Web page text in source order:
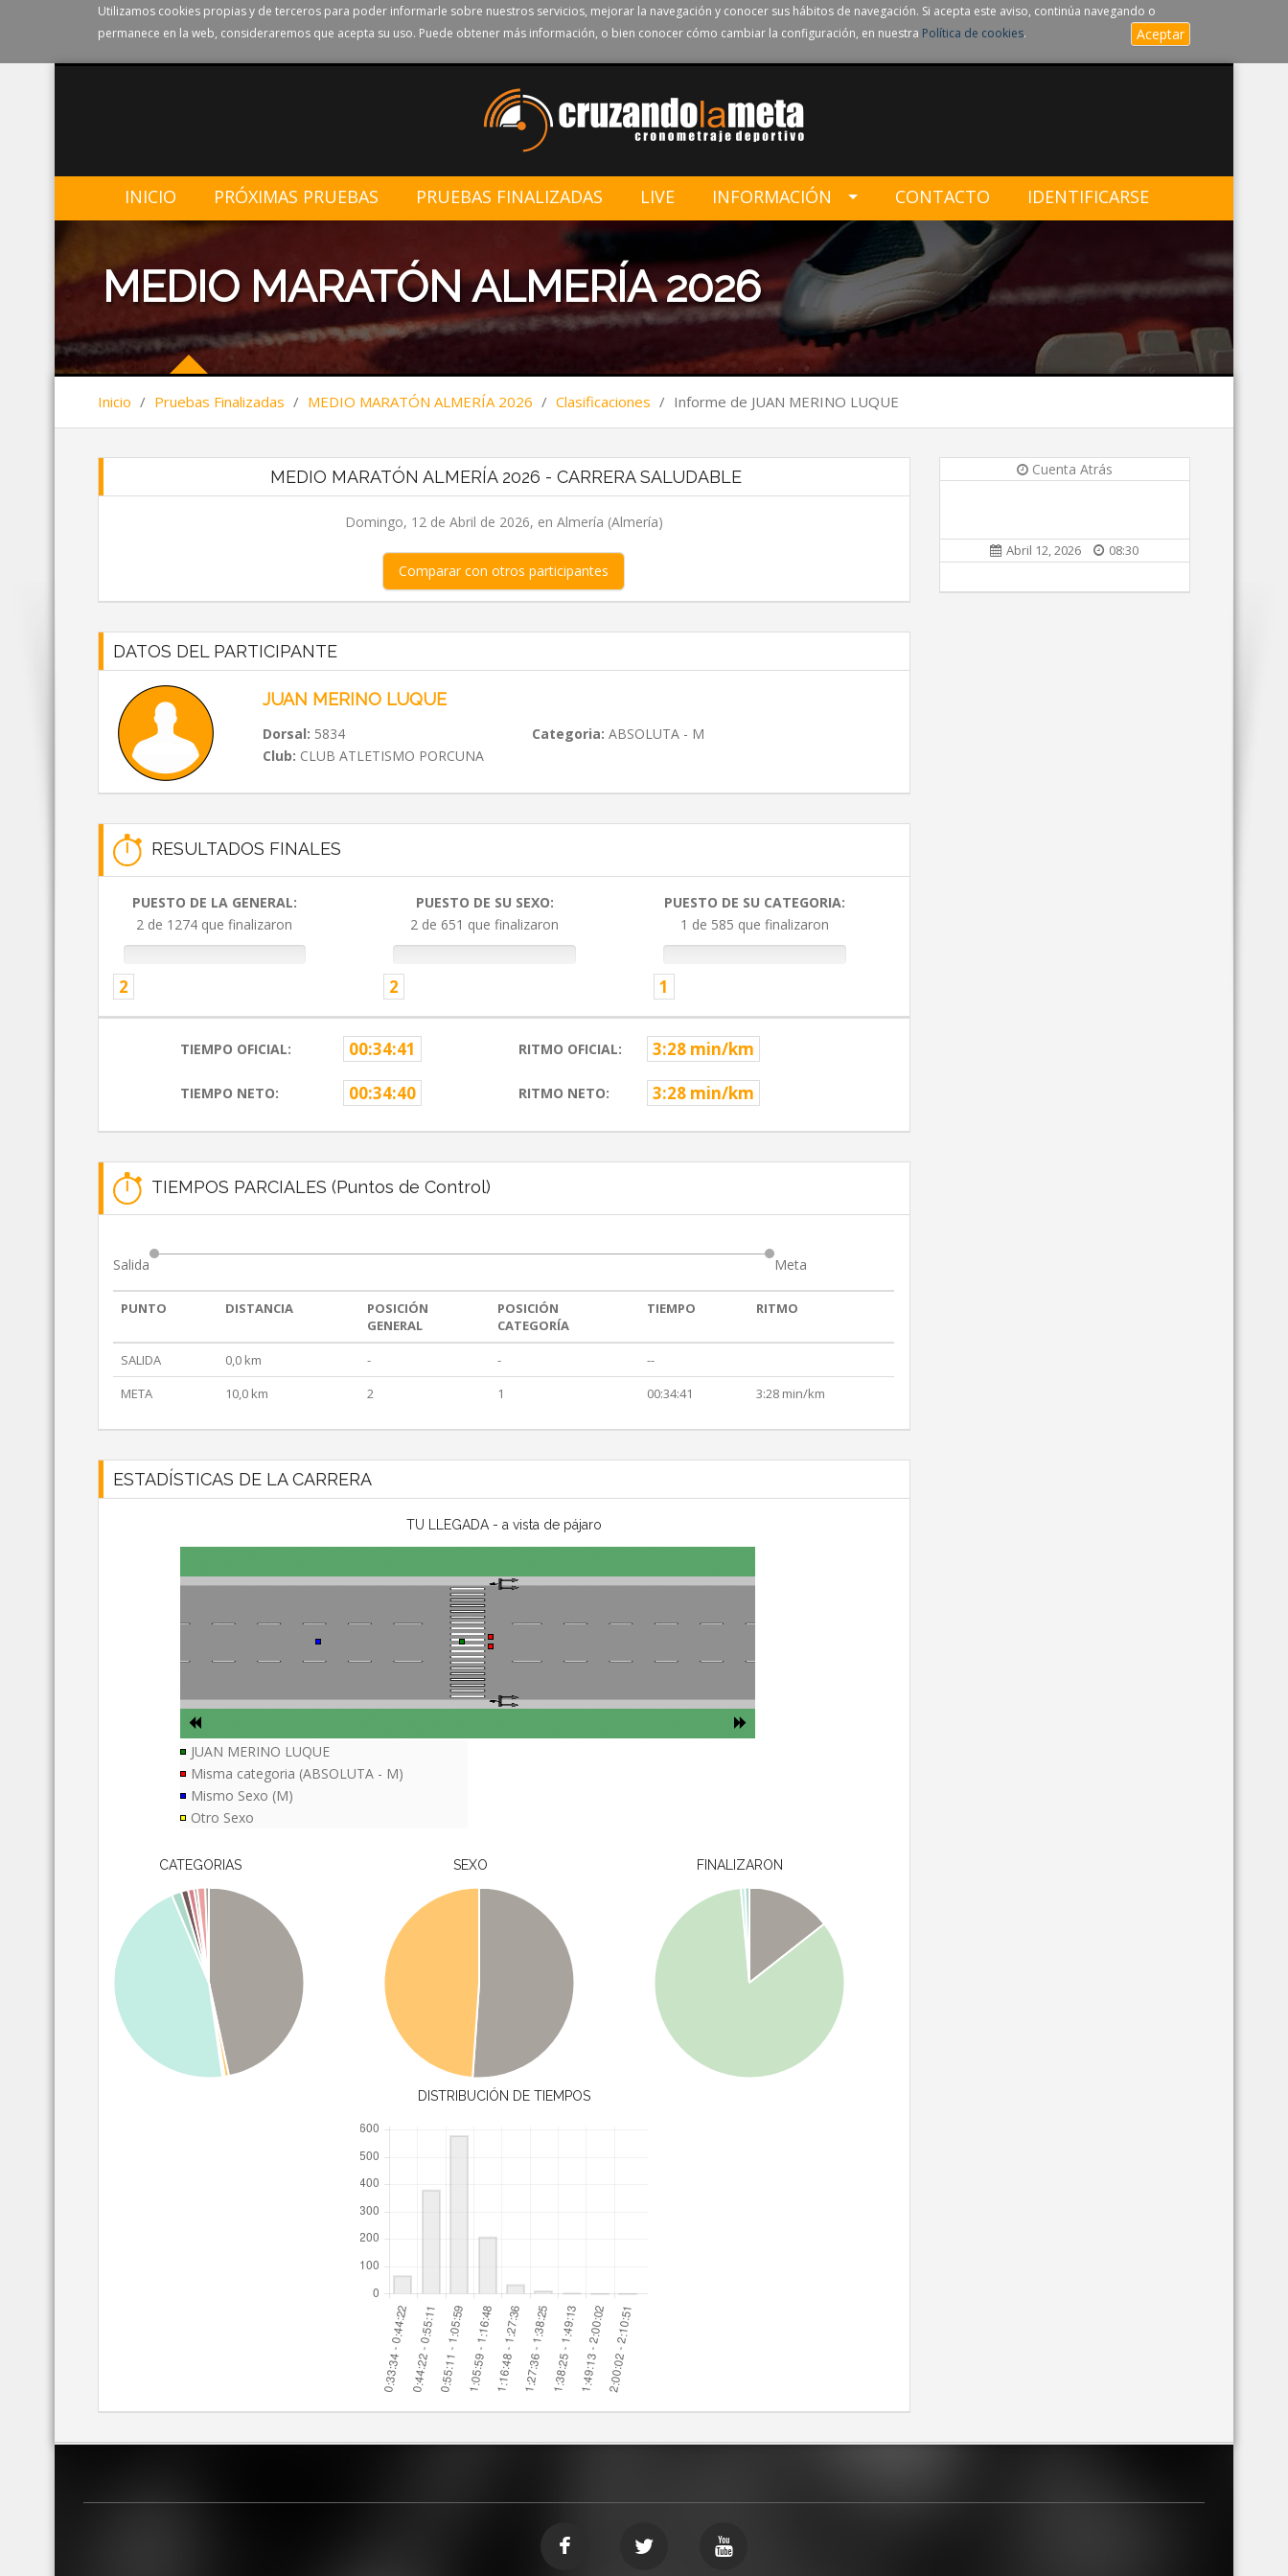
Utilizamos cookies propias y de terceros para poder informarle sobre nuestros servicios, mejorar la navegación y conocer sus hábitos de navegación. Si acepta este aviso, continúa navegando o
permanece en la web, consideraremos que acepta su uso. Puede obtener más información, o bien conocer cómo cambiar la configuración, en nuestra Política de cookies. Aceptar
INICIO PRÓXIMAS PRUEBAS PRUEBAS FINALIZADAS LIVE INFORMACIÓN CONTACTO IDENTIFICARSE
MEDIO MARATÓN ALMERÍA 2026
Inicio / Pruebas Finalizadas / MEDIO MARATÓN ALMERÍA 2026 / Clasificaciones / Informe de JUAN MERINO LUQUE
MEDIO MARATÓN ALMERÍA 2026 - CARRERA SALUDABLE
Domingo, 12 de Abril de 2026, en Almería (Almería)
Comparar con otros participantes
DATOS DEL PARTICIPANTE
JUAN MERINO LUQUE
Dorsal: 5834 Categoria: ABSOLUTA - M
Club: CLUB ATLETISMO PORCUNA
RESULTADOS FINALES
PUESTO DE LA GENERAL:
2 de 1274 que finalizaron
2
PUESTO DE SU SEXO:
2 de 651 que finalizaron
2
PUESTO DE SU CATEGORIA:
1 de 585 que finalizaron
1
TIEMPO OFICIAL: 00:34:41 RITMO OFICIAL: 3:28 min/km
TIEMPO NETO: 00:34:40 RITMO NETO: 3:28 min/km
TIEMPOS PARCIALES (Puntos de Control)
Salida Meta
PUNTO DISTANCIA
POSICIÓN
GENERAL
POSICIÓN
CATEGORÍA
TIEMPO RITMO
SALIDA 0,0 km - -
--
META
10,0 km 2 1 00:34:41 3:28 min/km
ESTADÍSTICAS DE LA CARRERA
TU LLEGADA - a vista de pájaro
JUAN MERINO LUQUE
Misma categoria (ABSOLUTA - M)
Mismo Sexo (M)
Otro Sexo
CATEGORIAS SEXO FINALIZARON
DISTRIBUCIÓN DE TIEMPOS
Cuenta Atrás
Abril 12, 2026 08:30